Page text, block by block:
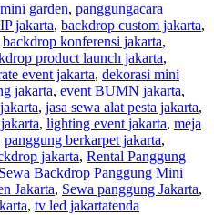
mini garden, panggungacara
jakarta, backdrop custom jakarta,
backdrop konferensi jakarta,
product launch jakarta,
event jakarta, dekorasi mini
jakarta, event BUMN jakarta,
, jasa sewa alat pesta jakarta,
, lighting event jakarta, meja
panggung berkarpet jakarta,
jakarta, Rental Panggung
Sewa Backdrop Panggung Mini
Jakarta, Sewa panggung Jakarta,
, tv led jakartatenda